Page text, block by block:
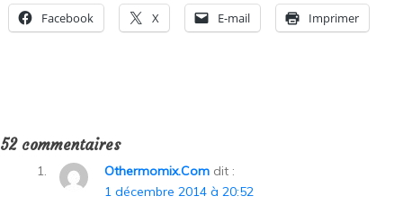
Facebook X E-mail Imprimer
52 commentaires
Othermomix.com dit :
1 décembre 2014 à 20:52